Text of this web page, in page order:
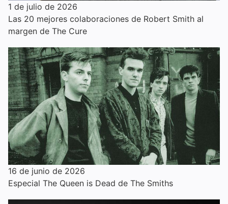
1 de julio de 2026
Las 20 mejores colaboraciones de Robert Smith al
margen de The Cure
16 de junio de 2026
Especial The Queen is Dead de The Smiths